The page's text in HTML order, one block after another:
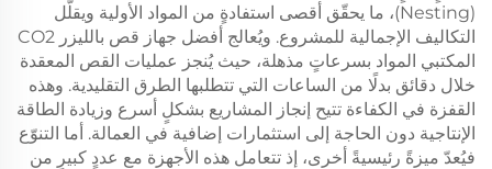
(Nesting)، ما يحقّق أقصى استفادةٍ من المواد الأولية ويقلّل
التكاليف الإجمالية للمشروع. ويُعالج أفضل جهاز قص بالليزر CO2
المكتبي المواد بسرعاتٍ مذهلة، حيث يُنجز عمليات القص المعقدة
خلال دقائق بدلًا من الساعات التي تتطلبها الطرق التقليدية. وهذه
القفزة في الكفاءة تتيح إنجاز المشاريع بشكلٍ أسرع وزيادة الطاقة
الإنتاجية دون الحاجة إلى استثمارات إضافية في العمالة. أما التنوّع
فيُعدّ ميزةً رئيسيةً أخرى، إذ تتعامل هذه الأجهزة مع عددٍ كبيرٍ من